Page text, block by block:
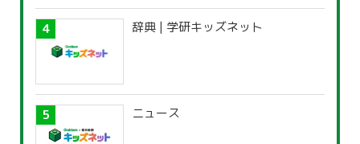
辞典 | 学研キッズネット
ニュース